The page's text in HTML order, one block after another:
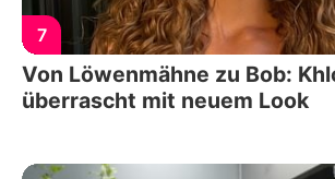
7
Von Löwenmähne zu Bob:
überrascht mit neuem Look